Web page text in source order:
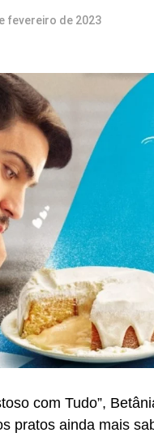
fevereiro de 2023
com Tudo”,
pratos ainda mais